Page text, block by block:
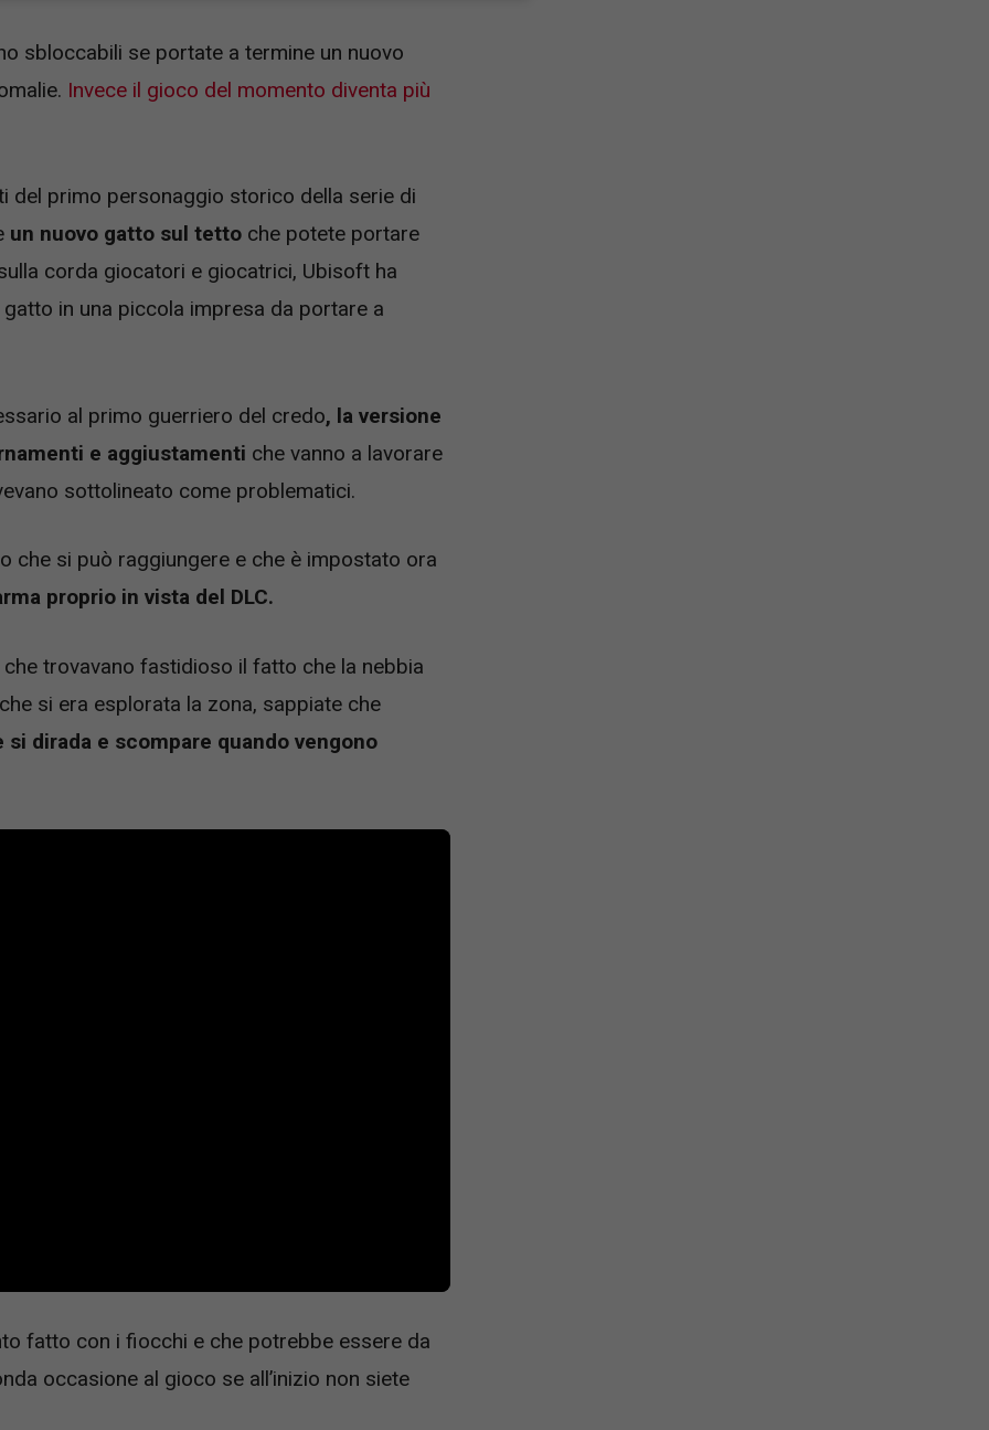
sbloccabili se portate a termine un nuovo
Invece il gioco del momento diventa più
del primo personaggio storico della serie di
un nuovo gatto sul tetto che potete portare
corda giocatori e giocatrici, Ubisoft ha
in una piccola impresa da portare a
al primo guerriero del credo, la versione
e aggiustamenti che vanno a lavorare
sottolineato come problematici.
che si può raggiungere e che è impostato ora
proprio in vista del DLC.
trovavano fastidioso il fatto che la nebbia
si era esplorata la zona, sappiate che
dirada e scompare quando vengono
fatto con i fiocchi e che potrebbe essere da
occasione al gioco se all’inizio non siete